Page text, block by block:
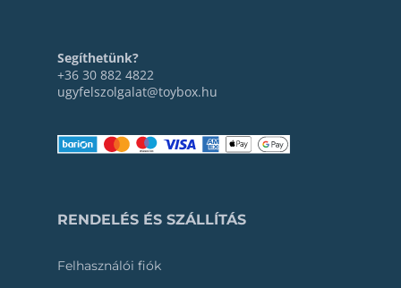
Segíthetünk?
+36 30 882 4822
ugyfelszolgalat@toybox.hu
RENDELÉS ÉS SZÁLLÍTÁS
Felhasználói fiók